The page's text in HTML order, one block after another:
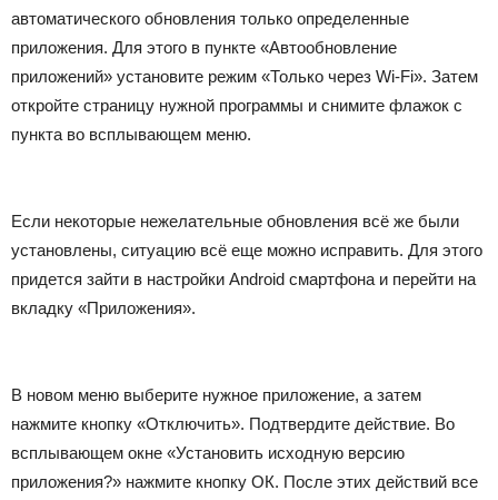
автоматического обновления только определенные
приложения. Для этого в пункте «Автообновление
приложений» установите режим «Только через Wi-Fi». Затем
откройте страницу нужной программы и снимите флажок с
пункта во всплывающем меню.
Если некоторые нежелательные обновления всё же были
установлены, ситуацию всё еще можно исправить. Для этого
придется зайти в настройки Android смартфона и перейти на
вкладку «Приложения».
В новом меню выберите нужное приложение, а затем
нажмите кнопку «Отключить». Подтвердите действие. Во
всплывающем окне «Установить исходную версию
приложения?» нажмите кнопку ОК. После этих действий все